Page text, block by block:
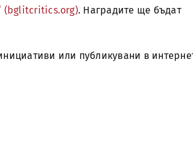
(bglitcritics.org). Наградите ще бъдат
или публикувани в